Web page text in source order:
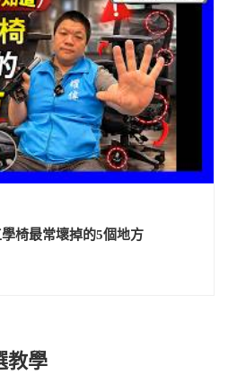
椅最常壞掉的5個地方
教學